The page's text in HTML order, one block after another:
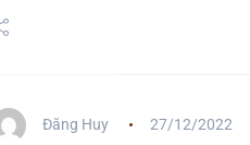
Đăng Huy 27/12/2022